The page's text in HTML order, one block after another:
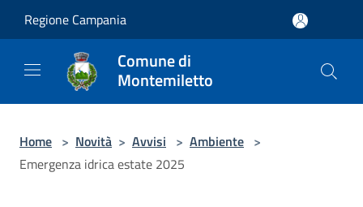
Regione Campania
Comune di
Montemiletto
Home > Novità > Avvisi > Ambiente >
Emergenza idrica estate 2025